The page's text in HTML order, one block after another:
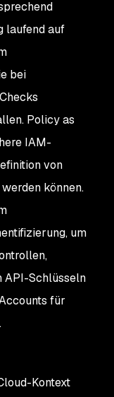
laufend auf
bei
Policy as
IAM-
von
können.
um
API-Schlüsseln
für
Kontext